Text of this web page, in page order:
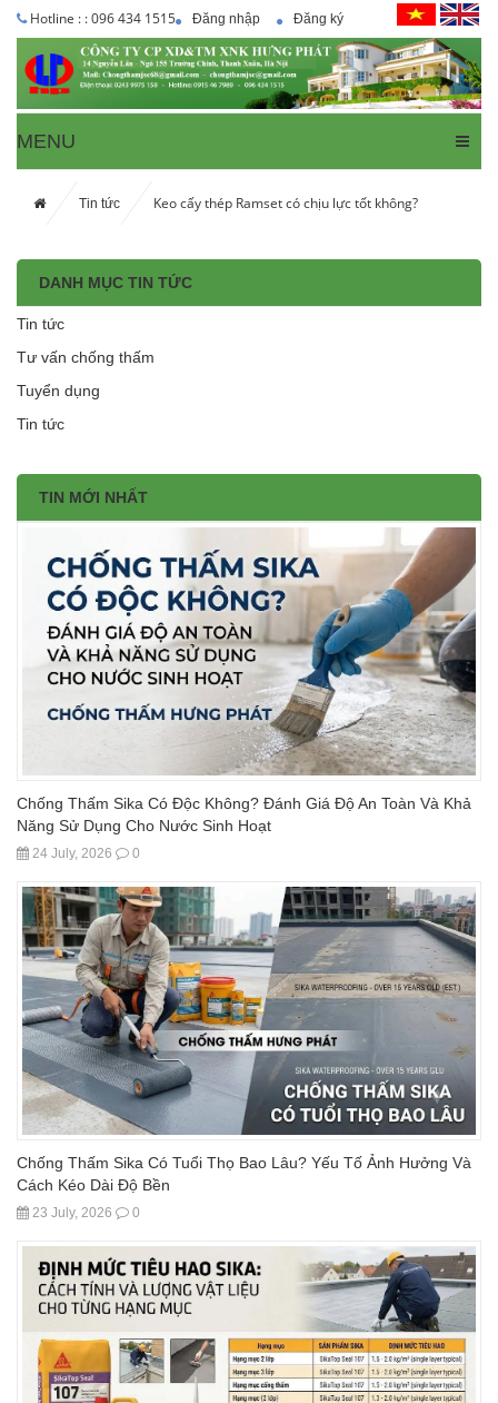
Hotline : : 096 434 1515 Đăng nhập Đăng ký
MENU
Tin tức Keo cấy thép Ramset có chịu lực tốt không?
DANH MỤC TIN TỨC
Tin tức
Tư vấn chống thấm
Tuyển dụng
Tin tức
TIN MỚI NHẤT
Chống Thấm Sika Có Độc Không? Đánh Giá Độ An Toàn Và Khả
Năng Sử Dụng Cho Nước Sinh Hoạt
24 July, 2026 0
Chống Thấm Sika Có Tuổi Thọ Bao Lâu? Yếu Tố Ảnh Hưởng Và
Cách Kéo Dài Độ Bền
23 July, 2026 0